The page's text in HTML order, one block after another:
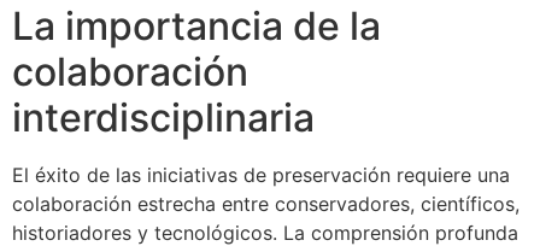
La importancia de la
colaboración
interdisciplinaria
El éxito de las iniciativas de preservación requiere una
colaboración estrecha entre conservadores, científicos,
historiadores y tecnológicos. La comprensión profunda